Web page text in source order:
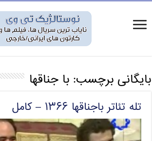
بایگانی برچسب:با جناقها
تله تئاتر باجناقها ۱۳۶۶ – کامل